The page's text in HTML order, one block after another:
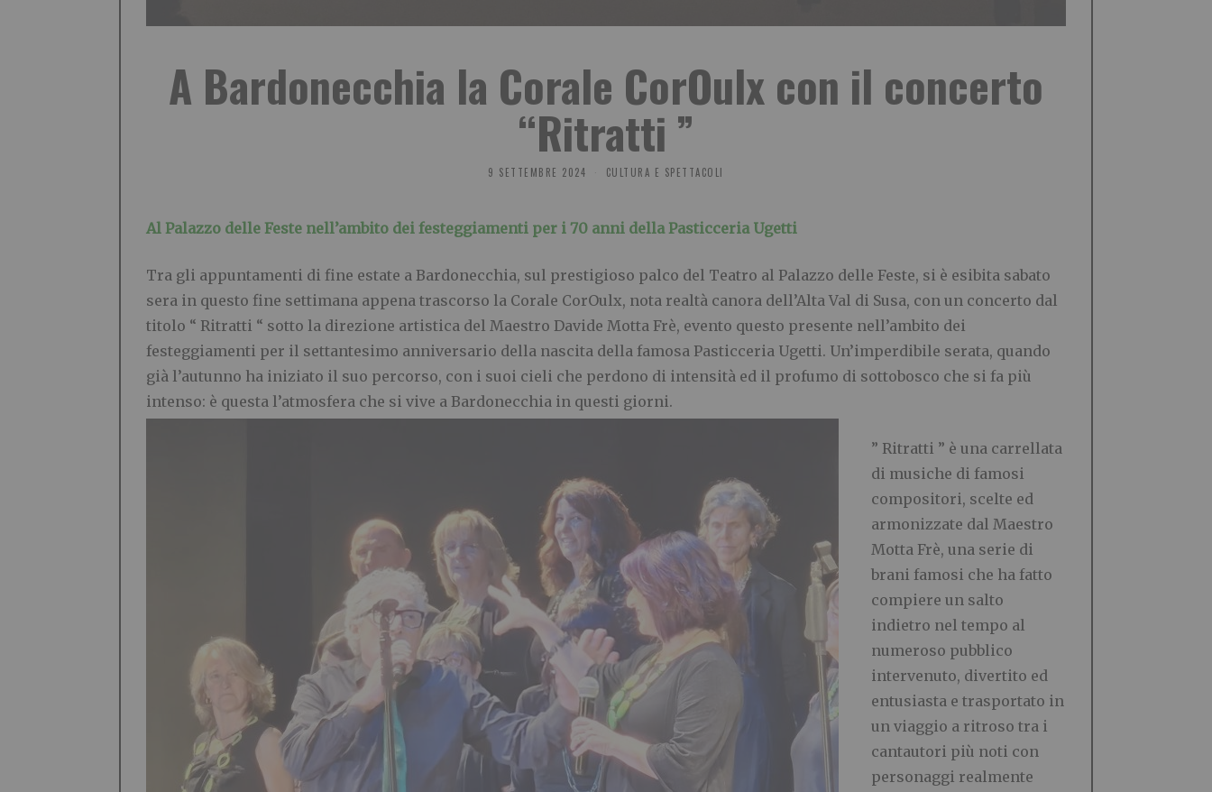
A Bardonecchia la Corale CorOulx con il concerto
“Ritratti ”
9 SETTEMBRE 2024 CULTURA E SPETTACOLI
Al Palazzo delle Feste nell’ambito dei festeggiamenti per i 70 anni della Pasticceria Ugetti
Tra gli appuntamenti di fine estate a Bardonecchia, sul prestigioso palco del Teatro al Palazzo delle Feste, si è esibita sabato
sera in questo fine settimana appena trascorso la Corale CorOulx, nota realtà canora dell’Alta Val di Susa, con un concerto dal
titolo “ Ritratti “ sotto la direzione artistica del Maestro Davide Motta Frè, evento questo presente nell’ambito dei
festeggiamenti per il settantesimo anniversario della nascita della famosa Pasticceria Ugetti. Un’imperdibile serata, quando
già l’autunno ha iniziato il suo percorso, con i suoi cieli che perdono di intensità ed il profumo di sottobosco che si fa più
intenso: è questa l’atmosfera che si vive a Bardonecchia in questi giorni.
” Ritratti ” è una carrellata
di musiche di famosi
compositori, scelte ed
armonizzate dal Maestro
Motta Frè, una serie di
brani famosi che ha fatto
compiere un salto
indietro nel tempo al
numeroso pubblico
intervenuto, divertito ed
entusiasta e trasportato in
un viaggio a ritroso tra i
cantautori più noti con
personaggi realmente